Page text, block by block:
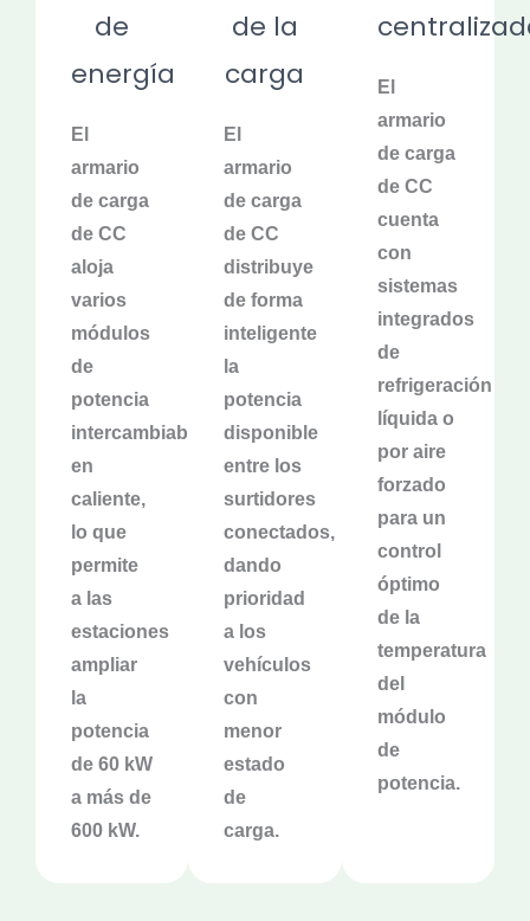
de
energía
El
armario
de carga
de CC
aloja
varios
módulos
de
potencia
intercambiables
en
caliente,
lo que
permite
a las
estaciones
ampliar
la
potencia
de 60 kW
a más de
600 kW.
de la
carga
El
armario
de carga
de CC
distribuye
de forma
inteligente
la
potencia
disponible
entre los
surtidores
conectados,
dando
prioridad
a los
vehículos
con
menor
estado
de
carga.
El
armario
de carga
de CC
cuenta
con
sistemas
integrados
de
refrigeración
líquida o
por aire
forzado
para un
control
óptimo
de la
temperatura
del
módulo
de
potencia.